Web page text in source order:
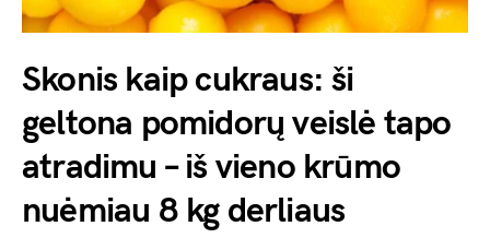
Skonis kaip cukraus: ši
geltona pomidorų veislė tapo
atradimu – iš vieno krūmo
nuėmiau 8 kg derliaus